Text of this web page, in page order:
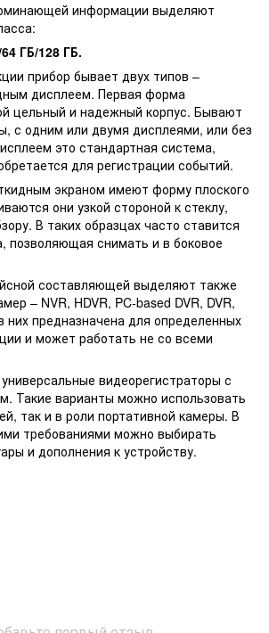
информации выделяют
ГБ/128 ГБ.
прибор бывает двух типов –
дисплеем. Первая форма
цельный и надежный корпус. Бывают
с одним или двумя дисплеями, или без
это стандартная система,
для регистрации событий.
экраном имеют форму плоского
они узкой стороной к стеклу,
В таких образцах часто ставится
позволяющая снимать и в боковое
составляющей выделяют также
– NVR, HDVR, PC-based DVR, DVR,
них предназначена для определенных
и может работать не со всеми
видеорегистраторы с
Такие варианты можно использовать
так и в роли портативной камеры. В
требованиями можно выбирать
и дополнения к устройству.